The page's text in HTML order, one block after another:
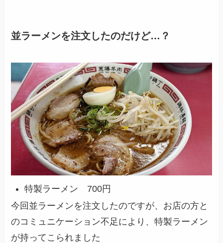
並ラーメンを注文したのだけど…？
特製ラーメン 700円
今回並ラーメンを注文したのですが、お店の方と
のコミュニケーション不足により、特製ラーメン
が持ってこられました